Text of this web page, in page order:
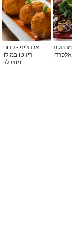
מרתקת
ארנצ'יני - כדורי
ריזוטו במילוי
מוצרלה